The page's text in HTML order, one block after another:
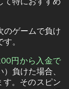
のゲームで負け
。
円から入金で
負けた場合、
。そのスピン